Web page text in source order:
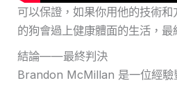
可以保證，如果你用他的技術
的狗會過上健康體面的生活，最
結論——最終判決
Brandon McMillan 是一位經驗